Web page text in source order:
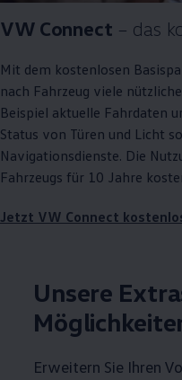
VW Connect – das
Mit dem kostenlosen
nach Fahrzeug viele
Beispiel aktuelle Fahrdaten
Status von Türen und Licht
Navigationsdienste. Die
Fahrzeugs für 10 Jahre
Jetzt VW Connect
Unsere
Erweitern Sie Ihren